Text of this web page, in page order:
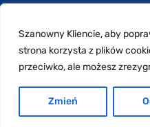
Szanowny Kliencie, aby
strona korzysta z plików
przeciwko, ale możesz
Zmień